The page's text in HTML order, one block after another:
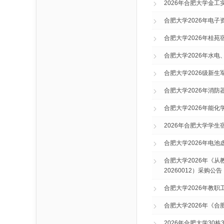
2026年合肥大学金工
合肥大学2026年电子
合肥大学2026年桂苑
合肥大学2026年水电
合肥大学2026级新生
合肥大学2026年消防
合肥大学2026年能化
2026年合肥大学学生
合肥大学2026年电池
合肥大学2026年《从
20260012）采购公告
合肥大学2026年教职
合肥大学2026年《合